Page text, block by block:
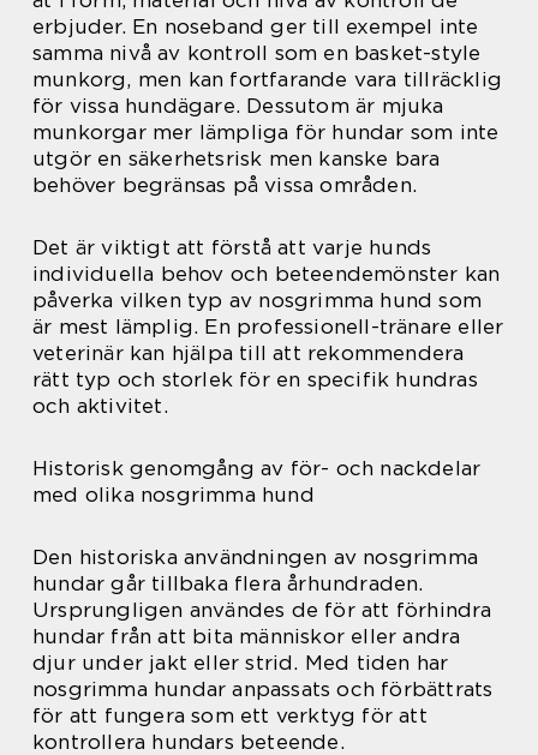
erbjuder. En noseband ger till exempel inte
samma nivå av kontroll som en basket-style
munkorg, men kan fortfarande vara tillräcklig
för vissa hundägare. Dessutom är mjuka
munkorgar mer lämpliga för hundar som inte
utgör en säkerhetsrisk men kanske bara
behöver begränsas på vissa områden.
Det är viktigt att förstå att varje hunds
individuella behov och beteendemönster kan
påverka vilken typ av nosgrimma hund som
är mest lämplig. En professionell-tränare eller
veterinär kan hjälpa till att rekommendera
rätt typ och storlek för en specifik hundras
och aktivitet.
Historisk genomgång av för- och nackdelar
med olika nosgrimma hund
Den historiska användningen av nosgrimma
hundar går tillbaka flera århundraden.
Ursprungligen användes de för att förhindra
hundar från att bita människor eller andra
djur under jakt eller strid. Med tiden har
nosgrimma hundar anpassats och förbättrats
för att fungera som ett verktyg för att
kontrollera hundars beteende.